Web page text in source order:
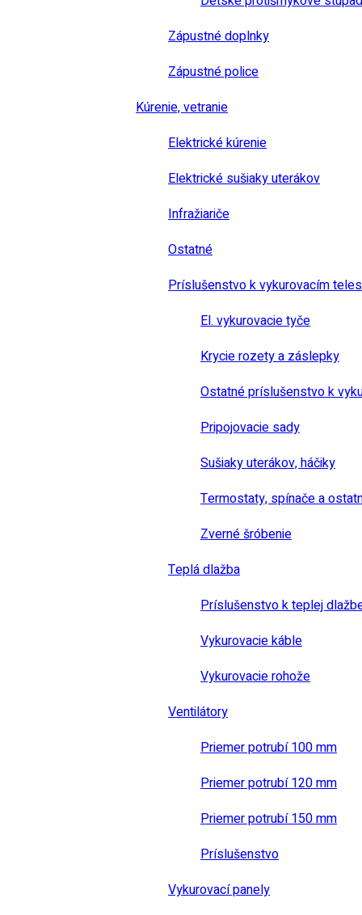
Zápustné doplnky
Zápustné police
Kúrenie, vetranie
Elektrické kúrenie
Elektrické sušiaky uterákov
Infražiariče
Ostatné
Príslušenstvo k vykurovacím
El. vykurovacie tyče
Krycie rozety a záslepky
Ostatné príslušenstvo k
Pripojovacie sady
Sušiaky uterákov, háčiky
Termostaty, spínače a
Zverné šróbenie
Teplá dlažba
Príslušenstvo k teplej
Vykurovacie káble
Vykurovacie rohože
Ventilátory
Priemer potrubí 100 mm
Priemer potrubí 120 mm
Priemer potrubí 150 mm
Príslušenstvo
Vykurovací panely